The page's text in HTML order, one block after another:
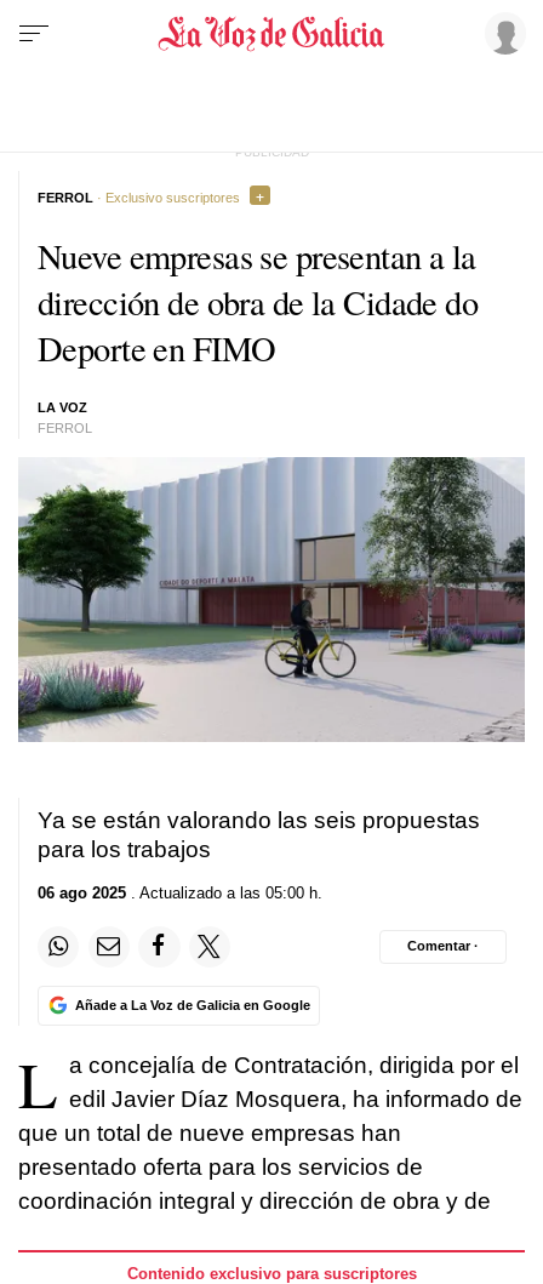
Nueve empresas se presentan a la
dirección de obra de la Cidade do
Deporte en FIMO
LA VOZ
FERROL
FERROL · Exclusivo suscriptores
Ya se están valorando las seis propuestas
para los trabajos
06 ago 2025 . Actualizado a las 05:00 h.
Añade a La Voz de Galicia en Google
Comentar ·
L a concejalía de Contratación, dirigida por el
edil Javier Díaz Mosquera, ha informado de
que un total de nueve empresas han
presentado oferta para los servicios de
coordinación integral y dirección de obra y de
Contenido exclusivo para suscriptores